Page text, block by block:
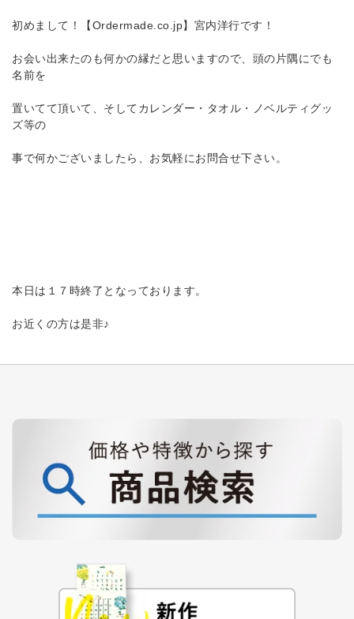
初めまして！【Ordermade.co.jp】宮内洋行です！
お会い出来たのも何かの縁だと思いますので、頭の片隅にでも
名前を
置いてて頂いて、そしてカレンダー・タオル・ノベルティグッ
ズ等の
事で何かございましたら、お気軽にお問合せ下さい。
本日は１７時終了となっております。
お近くの方は是非♪